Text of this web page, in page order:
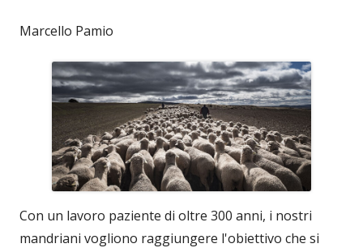
Marcello Pamio
Con un lavoro paziente di oltre 300 anni, i nostri
mandriani vogliono raggiungere l'obiettivo che si